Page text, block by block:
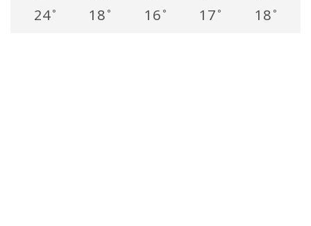
24° 18 ° 16 ° 17 ° 18 °